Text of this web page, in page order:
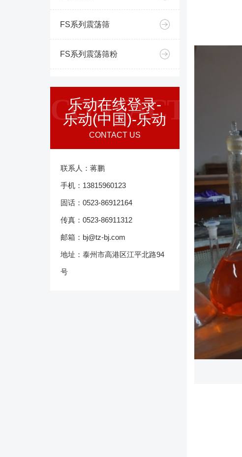
FS系列震荡筛
FS系列震荡筛粉
乐动在线登录-
乐动(中国)-乐动
CONTACT US
CONTACT
联系人：蒋鹏
手机：13815960123
固话：0523-86912164
传真：0523-86911312
邮箱：bj@tz-bj.com
地址：泰州市高港区江平北路94
号